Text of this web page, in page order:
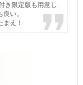
き限定版も用意し
い。
え！